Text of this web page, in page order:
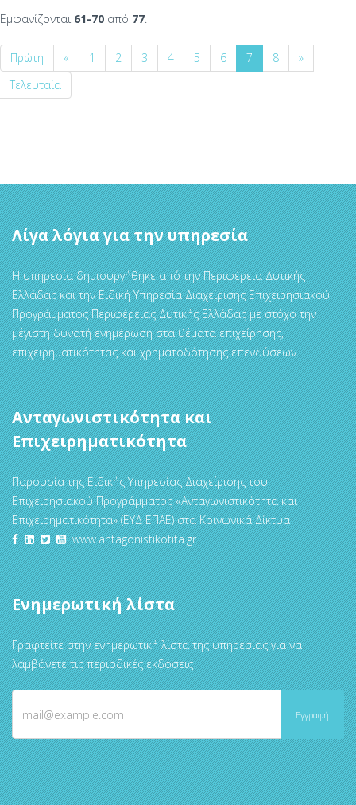
Εμφανίζονται 61-70 από 77.
Πρώτη « 1 2 3 4 5 6 7 8
»
Τελευταία
Λίγα λόγια για την υπηρεσία
Η υπηρεσία δημιουργήθηκε από την Περιφέρεια Δυτικής
Ελλάδας και την Ειδική Υπηρεσία Διαχείρισης Επιχειρησιακού
Προγράμματος Περιφέρειας Δυτικής Ελλάδας με στόχο την
μέγιστη δυνατή ενημέρωση στα θέματα επιχείρησης,
επιχειρηματικότητας και χρηματοδότησης επενδύσεων.
Ανταγωνιστικότητα και
Επιχειρηματικότητα
Παρουσία της Ειδικής Υπηρεσίας Διαχείρισης του
Επιχειρησιακού Προγράμματος «Ανταγωνιστικότητα και
Επιχειρηματικότητα» (ΕΥΔ ΕΠΑΕ) στα Κοινωνικά Δίκτυα
www.antagonistikotita.gr
Ενημερωτική λίστα
Γραφτείτε στην ενημερωτική λίστα της υπηρεσίας για να
λαμβάνετε τις περιοδικές εκδόσεις